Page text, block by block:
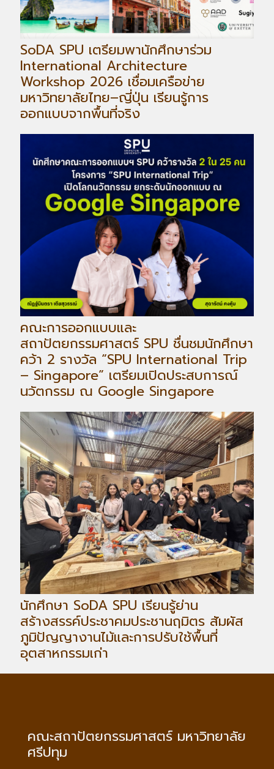
SoDA SPU เตรียมพานักศึกษาร่วม
International Architecture
Workshop 2026 เชื่อมเครือข่าย
มหาวิทยาลัยไทย–ญี่ปุ่น เรียนรู้การ
ออกแบบจากพื้นที่จริง
คณะการออกแบบและ
สถาปัตยกรรมศาสตร์ SPU ชื่นชมนักศึกษา
คว้า 2 รางวัล “SPU International Trip
– Singapore” เตรียมเปิดประสบการณ์
นวัตกรรม ณ Google Singapore
นักศึกษา SoDA SPU เรียนรู้ย่าน
สร้างสรรค์ประชาคมประชานฤมิตร สัมผัส
ภูมิปัญญางานไม้และการปรับใช้พื้นที่
อุตสาหกรรมเก่า
คณะสถาปัตยกรรมศาสตร์ มหาวิทยาลัย
ศรีปทุม